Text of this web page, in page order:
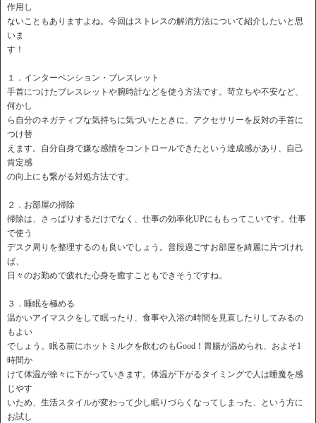
作用し
ないこともありますよね。今回はストレスの解消方法について紹介したいと思
いま
す！
１．インターベンション・ブレスレット
手首につけたブレスレットや腕時計などを使う方法です。苛立ちや不安など、
何かし
ら自分のネガティブな気持ちに気づいたときに、アクセサリーを反対の手首に
つけ替
えます。自分自身で嫌な感情をコントロールできたという達成感があり、自己
肯定感
の向上にも繋がる対処方法です。
２．お部屋の掃除
掃除は、さっぱりするだけでなく、仕事の効率化UPにももってこいです。仕事
で使う
デスク周りを整理するのも良いでしょう。普段過ごすお部屋を綺麗に片づけれ
ば、
日々のお勤めで疲れた心身を癒すこともできそうですね。
３．睡眠を極める
温かいアイマスクをして眠ったり、食事や入浴の時間を見直したりしてみるの
もよい
でしょう。眠る前にホットミルクを飲むのもGood！胃腸が温められ、およそ1
時間か
けて体温が徐々に下がっていきます。体温が下がるタイミングで人は睡魔を感
じやす
いため、生活スタイルが変わって少し眠りづらくなってしまった、という方に
お試し